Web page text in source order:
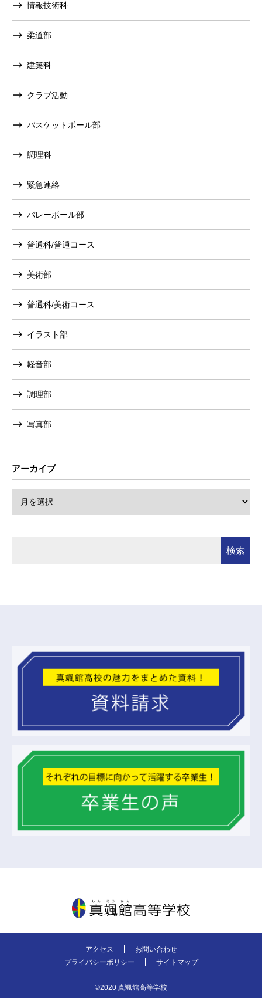
情報技術科
柔道部
建築科
クラブ活動
バスケットボール部
調理科
緊急連絡
バレーボール部
普通科/普通コース
美術部
普通科/美術コース
イラスト部
軽音部
調理部
写真部
アーカイブ
アクセス
お問い合わせ
プライバシーポリシー
サイトマップ
©2020 真颯館高等学校